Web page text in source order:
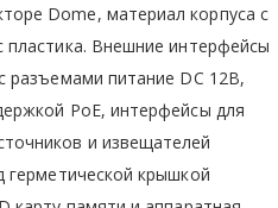
Dome, материал корпуса с
Внешние интерфейсы
разъемами питание DC 12В,
PoE, интерфейсы для
и извещателей
герметической крышкой